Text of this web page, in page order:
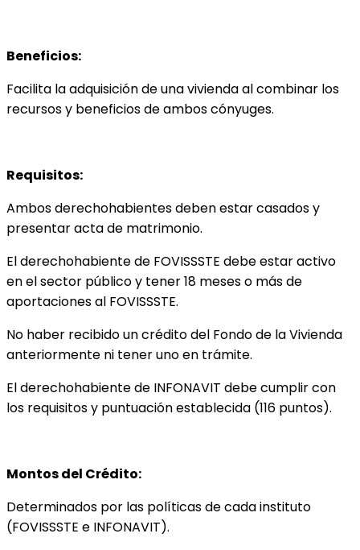
Beneficios:
Facilita la adquisición de una vivienda al combinar los
recursos y beneficios de ambos cónyuges.
Requisitos:
Ambos derechohabientes deben estar casados y
presentar acta de matrimonio.
El derechohabiente de FOVISSSTE debe estar activo
en el sector público y tener 18 meses o más de
aportaciones al FOVISSSTE.
No haber recibido un crédito del Fondo de la Vivienda
anteriormente ni tener uno en trámite.
El derechohabiente de INFONAVIT debe cumplir con
los requisitos y puntuación establecida (116 puntos).
Montos del Crédito:
Determinados por las políticas de cada instituto
(FOVISSSTE e INFONAVIT).